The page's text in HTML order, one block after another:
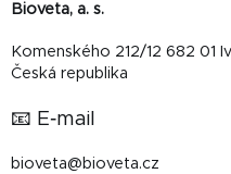
Bioveta, a. s.
Komenského 212/12 682 01
Česká republika
📧 E‑mail
bioveta@bioveta.cz